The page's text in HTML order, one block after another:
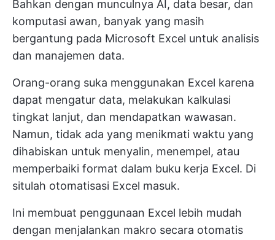
Bahkan dengan munculnya AI, data besar, dan
komputasi awan, banyak yang masih
bergantung pada Microsoft Excel untuk analisis
dan manajemen data.
Orang-orang suka menggunakan Excel karena
dapat mengatur data, melakukan kalkulasi
tingkat lanjut, dan mendapatkan wawasan.
Namun, tidak ada yang menikmati waktu yang
dihabiskan untuk menyalin, menempel, atau
memperbaiki format dalam buku kerja Excel. Di
situlah otomatisasi Excel masuk.
Ini membuat penggunaan Excel lebih mudah
dengan menjalankan makro secara otomatis